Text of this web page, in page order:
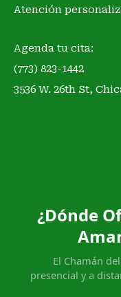
Atención
Agenda tu cita:
(773) 823-1442
3536 W. 26th St,
¿Dónde
El Chamán
presencial y a